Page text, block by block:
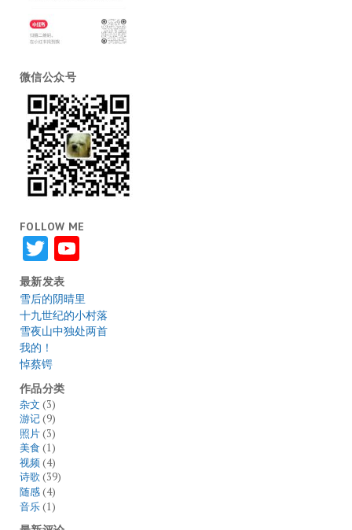
微信公众号
FOLLOW ME
TwitterYouTube
最新发表
雪后的阴晴里
十九世纪的小村落
雪夜山中独处两首
我的！
悼蔡锷
作品分类
杂文 (3)
游记(9)
照片(3)
美食 (1)
视频(4)
诗歌(39)
随感(4)
音乐(1)